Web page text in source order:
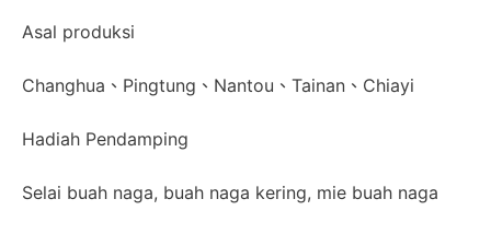
Asal produksi
Changhua、Pingtung、Nantou、Tainan、Chiayi
Hadiah Pendamping
Selai buah naga, buah naga kering, mie buah naga